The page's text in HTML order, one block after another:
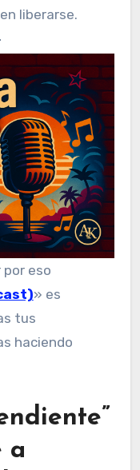
en liberarse.
» es
tus
haciendo
a